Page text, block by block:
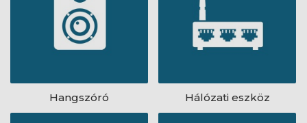
Hangszóró Hálózati eszköz